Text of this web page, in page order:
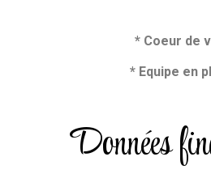
* Coeur de
* Equipe en
Données